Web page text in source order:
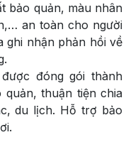
bảo quản, màu nhân
an toàn cho người
ghi nhận phản hồi về
đóng gói thành
quản, thuận tiện chia
du lịch. Hỗ trợ bảo